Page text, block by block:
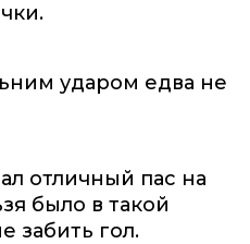
ударом едва не
отличный пас на
было в такой
забить гол.